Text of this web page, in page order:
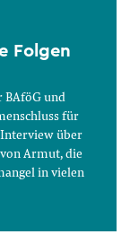
Folgen
BAföG und
für
über
Armut, die
in vielen